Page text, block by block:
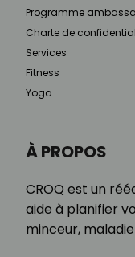
À PROPOS
CROQ est un
aide à planifier
minceur,
Programme
Charte de
Services
Fitness
Yoga